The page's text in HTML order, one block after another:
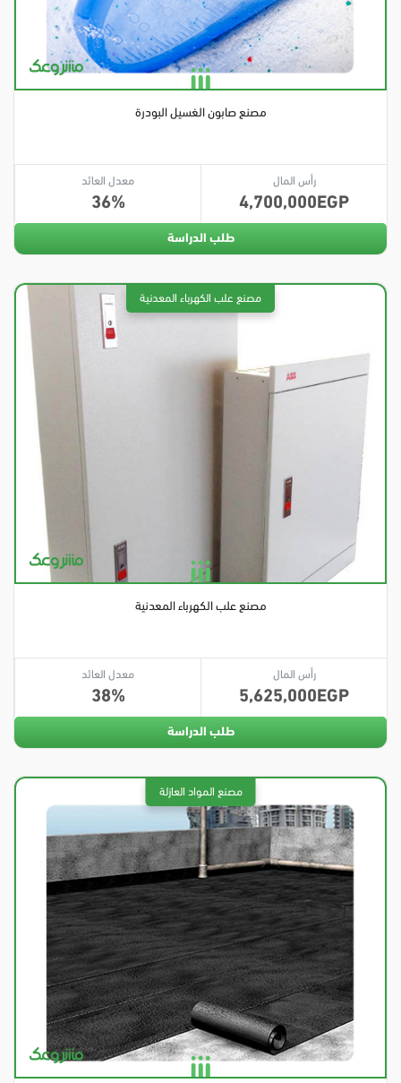
مصنع صابون الغسيل البودرة
رأس المال
4,700,000
معدل العائد
36
طلب الدراسة
مصنع علب الكهرباء المعدنية
رأس المال
5,625,000
معدل العائد
38
طلب الدراسة